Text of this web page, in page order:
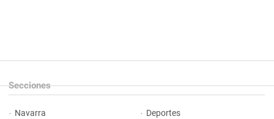
Secciones
Navarra Deportes